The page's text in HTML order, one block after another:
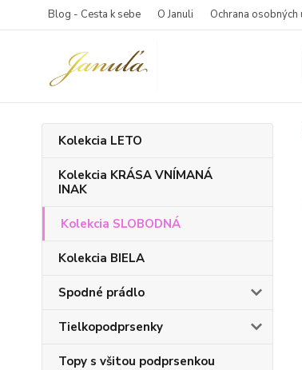
Blog - Cesta k sebe O Januli Ochrana osobných
Kolekcia LETO
Kolekcia KRÁSA VNÍMANÁ
INAK
Kolekcia SLOBODNÁ
Kolekcia BIELA
Spodné prádlo
Tielkopodprsenky
Topy s všitou podprsenkou